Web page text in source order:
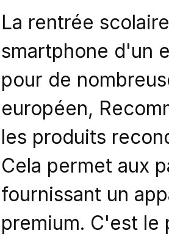
La rentrée
smartphone d'un
pour de
européen,
les produits
Cela permet aux
fournissant un
premium. C'est